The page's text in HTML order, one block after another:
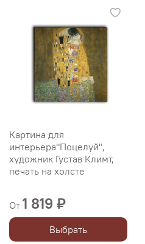
Картина для
интерьера"Поцелуй",
художник Густав Климт,
печать на холсте
От 1 819 ₽
Выбрать